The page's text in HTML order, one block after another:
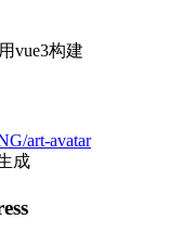
vue3构建
art-avatar
成